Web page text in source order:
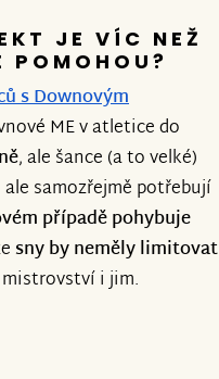
JE VÍC NEŽ
POMOHOU?
s Downovým
ME v atletice do
, ale šance (a to velké)
samozřejmě potřebují
případě pohybuje
sny by neměly limitovat
mistrovství i jim.